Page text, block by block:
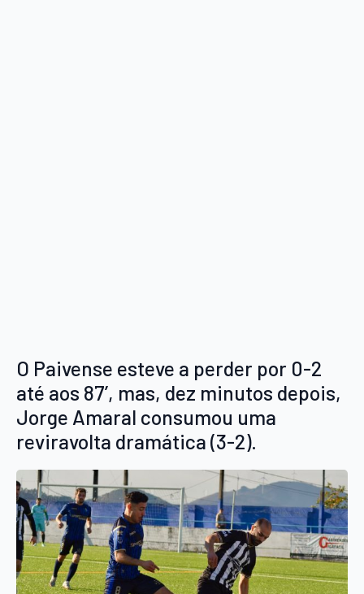
O Paivense esteve a perder por 0-2
até aos 87’, mas, dez minutos depois,
Jorge Amaral consumou uma
reviravolta dramática (3-2).